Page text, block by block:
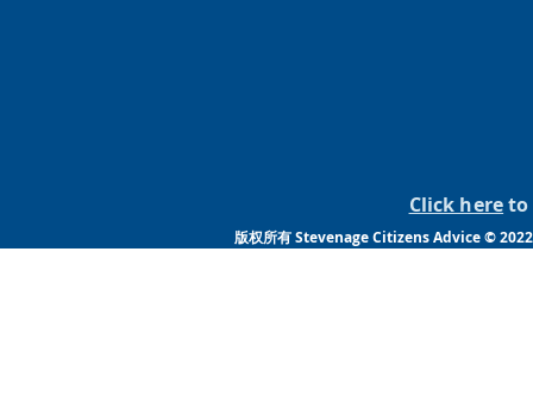
Click hereto
版权所有 Stevenage Citizens Advice © 2022